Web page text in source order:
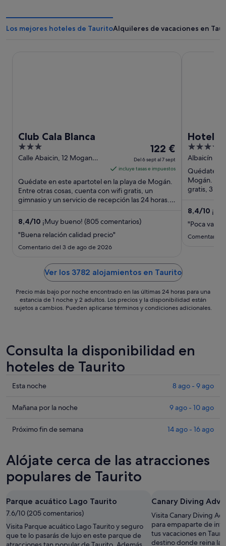
Los mejores hoteles de TauritoAlquileres de vacaciones en
Club Cala Blanca
3
out
5
Calle Abaicin, 12 Mogan
El
precio
es
de
122 €
por
7
sept
122 €
Del 6 sept al 7 sept
incluye tasas e impuestos
Quédate en este apartotel en la playa de Mogán.
Entre otras cosas, cuenta con wifi gratis, un
gimnasio y un servicio de recepción las 24 horas.
8,4/10 ¡Muy bueno! (805 comentarios)
"Buena relación calidad precio"
Comentario del 3 de ago de 2026
Hotel
Club-
4
out
of
5
Albaicín 17,
Quédate
Mogán.
gratis, 3
8,4/10
(753
"Poca
Comentario
Ver los 3782 alojamientos en Taurito
Precio más bajo por noche encontrado en las últimas 24 horas para una
estancia de 1 noche y 2 adultos. Los precios y la disponibilidad están
sujetos a cambios. Pueden aplicarse términos y condiciones adicionales.
Consulta la disponibilidad en
hoteles de Taurito
Comprueba
precios
Taurito
noche,
ago
9
ago
Esta noche 8 ago - 9 ago
Comprueba
precios
para
mañana
por
noche,
9
ago
-
Mañana por la noche 9 ago - 10 ago
Comprueba
en
Taurito
para
próximo
fin
de
semana,
Próximo fin de semana 14 ago - 16 ago
Alójate cerca de las atracciones
populares de Taurito
Parque acuático Lago Taurito
7.6/10 (205 comentarios)
Visita Parque acuático Lago Taurito y seguro
que te lo pasarás de lujo en este parque de
Canary Diving
Visita Canary Diving
para empaparte de
tus vacaciones en
destino donde reina la